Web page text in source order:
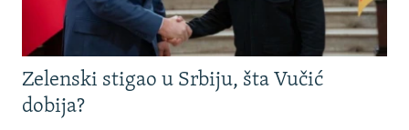
Zelenski stigao u Srbiju, šta Vučić
dobija?